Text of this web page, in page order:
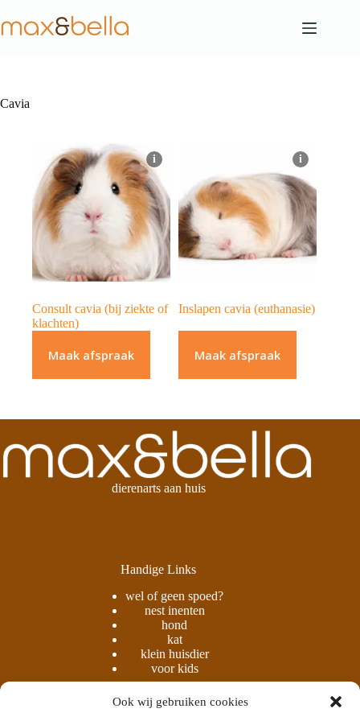
Ook wij gebruiken cookies
naar
de
Cavia
i
Consult cavia (bij ziekte of
klachten)
Maak afspraak
i
Inslapen cavia (euthanasie)
Maak afspraak
dierenarts aan huis
Handige Links
wel of geen spoed?
nest inenten
hond
kat
klein huisdier
voor kids